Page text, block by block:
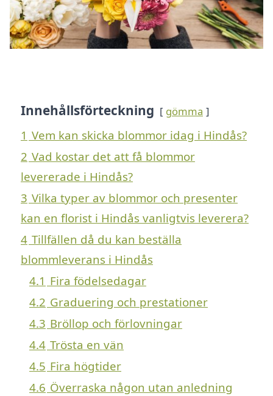
Innehållsförteckning gömma
1 Vem kan skicka blommor idag i Hindås?
2 Vad kostar det att få blommor
levererade i Hindås?
3 Vilka typer av blommor och presenter
kan en florist i Hindås vanligtvis leverera?
4 Tillfällen då du kan beställa
blommleverans i Hindås
4.1 Fira födelsedagar
4.2 Graduering och prestationer
4.3 Bröllop och förlovningar
4.4 Trösta en vän
4.5 Fira högtider
4.6 Överraska någon utan anledning